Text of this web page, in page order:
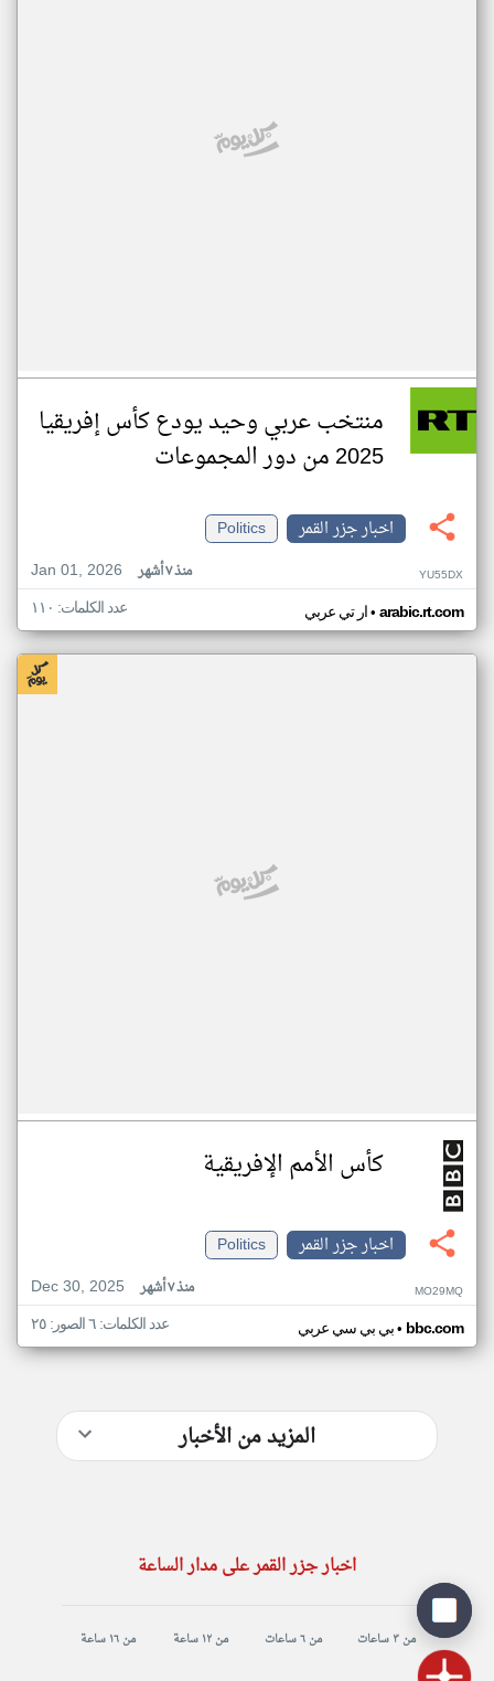
منتخب عربي وحيد يودع كأس إفريقيا
2025 من دور المجموعات
اخبار جزر القمر
Politics
Jan 01, 2026
منذ ٧ أشهر YU55DX
ار تي عربي• arabic.rt.com عدد الكلمات: ١١٠
كأس الأمم الإفريقية
اخبار جزر القمر
Politics
Dec 30, 2025
منذ ٧ أشهر MO29MQ
بي بي سي عربي• bbc.com عدد الكلمات: ٦ الصور: ٢٥
المزيد من الأخبار
اخبار جزر القمر على مدار الساعة
من ٣ ساعات من ٦ ساعات من ١٢ ساعة من ١٦ ساعة